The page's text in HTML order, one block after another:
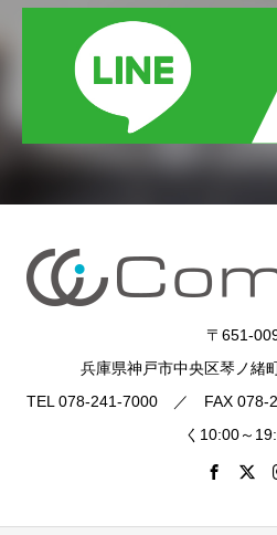
〒651-
兵庫県神戸市中央区琴ノ緒
TEL 078-241-7000 ／ FAX 078-
く10:00～